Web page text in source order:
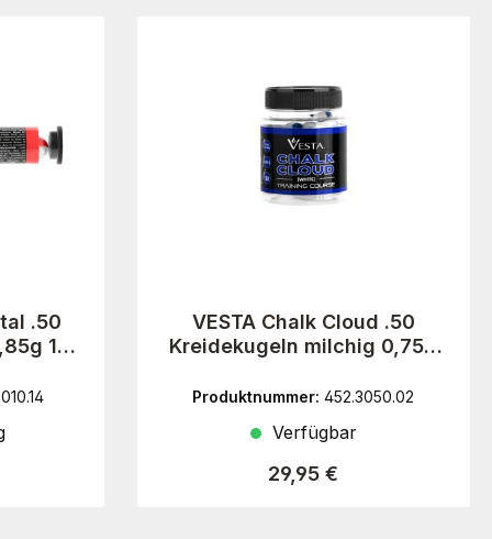
.50
10
VESTA Chalk Cloud .50
Kreidekugeln milchig 0,75g
Produktnummer:452.3050.02
Verfügbar
Regulärer Preis:
29,95 €